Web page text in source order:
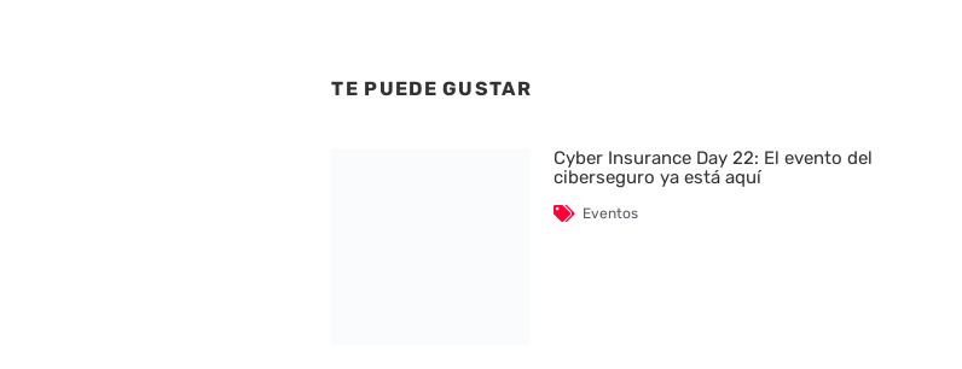
TE PUEDE GUSTAR
Cyber Insurance Day 22: El evento del
ciberseguro ya está aquí
Eventos